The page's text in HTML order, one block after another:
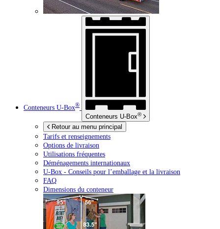
Conteneurs U-Box®
Conteneurs U-Box®
Retour au menu principal
Tarifs et renseignements
Options de livraison
Utilisations fréquentes
Déménagements internationaux
U-Box - Conseils pour l’emballage et la livraison
FAQ
Dimensions du conteneur